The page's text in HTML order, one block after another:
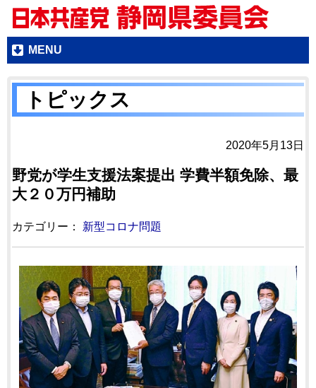
MENU
トピックス
2020年5月13日
野党が学生支援法案提出 学費半額免除、最
大２０万円補助
カテゴリー： 新型コロナ問題